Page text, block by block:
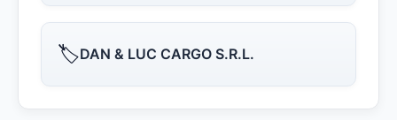
🏷️DAN & LUC CARGO S.R.L.